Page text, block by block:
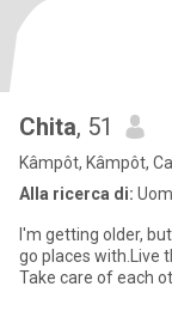
Chita, 51
Kâmpôt, Kâmpôt,
Alla ricerca di:
I'm getting older,
go places with.Live
Take care of each